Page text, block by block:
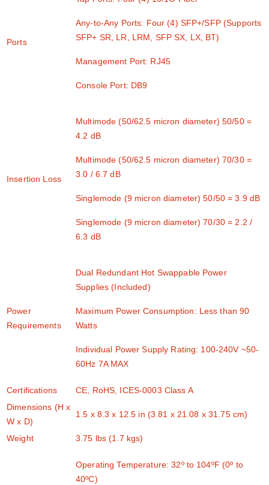
Ports
Any-to-Any Ports: Four (4) SFP+/SFP (Supports
SFP+ SR, LR, LRM, SFP SX, LX, BT)
Management Port: RJ45
Console Port: DB9
Insertion Loss
Multimode (50/62.5 micron diameter) 50/50 =
4.2 dB
Multimode (50/62.5 micron diameter) 70/30 =
3.0 / 6.7 dB
Singlemode (9 micron diameter) 50/50 = 3.9 dB
Singlemode (9 micron diameter) 70/30 = 2.2 /
6.3 dB
Power
Requirements
Dual Redundant Hot Swappable Power
Supplies (Included)
Maximum Power Consumption: Less than 90
Watts
Individual Power Supply Rating: 100-240V ~50-
60Hz 7A MAX
Certifications
CE, RoHS, ICES-0003 Class A
Dimensions (H x
W x D)
1.5 x 8.3 x 12.5 in (3.81 x 21.08 x 31.75 cm)
Weight 3.75 lbs (1.7 kgs)
Operating Temperature: 32º to 104ºF (0º to
40ºC)